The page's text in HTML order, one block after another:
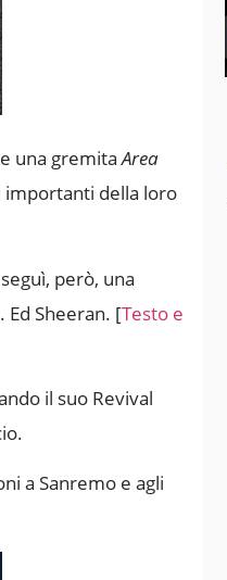
una gremitaArea
importanti della loro
però, una
Ed Sheeran. [Testo e
il suo Revival
a Sanremo e agli